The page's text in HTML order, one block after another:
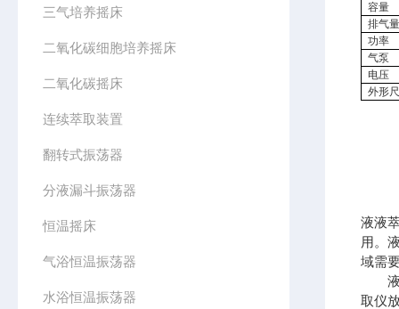
三气培养摇床
二氧化碳细胞培养摇床
二氧化碳摇床
连续萃取装置
翻转式振荡器
分液漏斗振荡器
恒温摇床
气浴恒温振荡器
水浴恒温振荡器
容量
排气量
功率
气泵
电压
外形
液液
用。
域需
液液
取仪